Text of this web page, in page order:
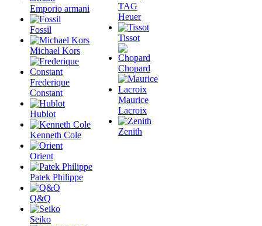
Emporio armani
Fossil
Michael Kors
Frederique
Constant
Hublot
Kenneth Cole
Orient
Patek Philippe
Q&Q
Seiko
TAG
Heuer
Tissot
Chopard
Maurice
Lacroix
Zenith